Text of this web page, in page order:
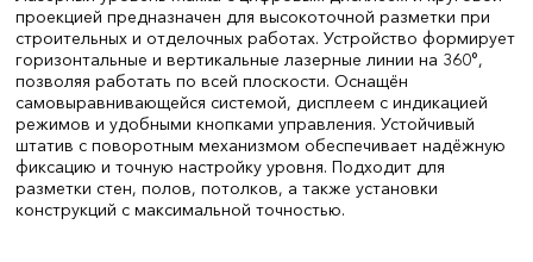
проекцией предназначен для высокоточной разметки при
строительных и отделочных работах. Устройство формирует
горизонтальные и вертикальные лазерные линии на 360°,
позволяя работать по всей плоскости. Оснащён
самовыравнивающейся системой, дисплеем с индикацией
режимов и удобными кнопками управления. Устойчивый
штатив с поворотным механизмом обеспечивает надёжную
фиксацию и точную настройку уровня. Подходит для
разметки стен, полов, потолков, а также установки
конструкций с максимальной точностью.